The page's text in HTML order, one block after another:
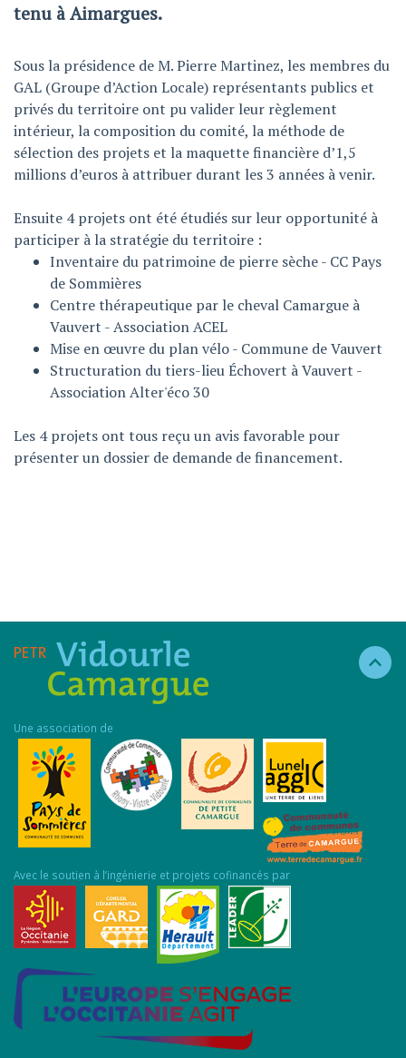
tenu à Aimargues.
Sous la présidence de M. Pierre Martinez, les membres du
GAL (Groupe d’Action Locale) représentants publics et
privés du territoire ont pu valider leur règlement
intérieur, la composition du comité, la méthode de
sélection des projets et la maquette financière d’1,5
millions d’euros à attribuer durant les 3 années à venir.
Ensuite 4 projets ont été étudiés sur leur opportunité à
participer à la stratégie du territoire :
Inventaire du patrimoine de pierre sèche - CC Pays
de Sommières
Centre thérapeutique par le cheval Camargue à
Vauvert - Association ACEL
Mise en œuvre du plan vélo - Commune de Vauvert
Structuration du tiers-lieu Échovert à Vauvert -
Association Alter'éco 30
Les 4 projets ont tous reçu un avis favorable pour
présenter un dossier de demande de financement.
Une association de
Avec le soutien à l’ingénierie et projets cofinancés par